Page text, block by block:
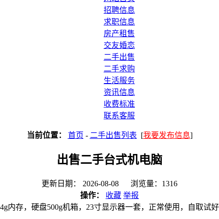
招聘信息
求职信息
房产租售
交友婚恋
二手出售
二手求购
生活服务
资讯信息
收费标准
联系客服
当前位置： 首页 - 二手出售列表 [我要发布信息]
出售二手台式机电脑
更新日期： 2026-08-08 浏览量：1316
操作：
收藏 举报
内存，硬盘500g机箱，23寸显示器一套，正常使用，自取试